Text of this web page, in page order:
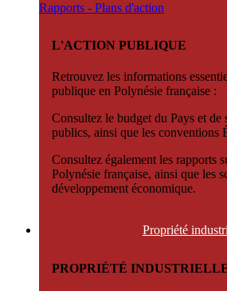
Rapports - Plans d'action
L'ACTION PUBLIQUE
Retrouvez les informations
publique en Polynésie française :
Consultez le budget du Pays et de
publics, ainsi que les conventions
Consultez également les rapports
Polynésie française, ainsi que les
développement économique.
Propriété
PROPRIÉTÉ